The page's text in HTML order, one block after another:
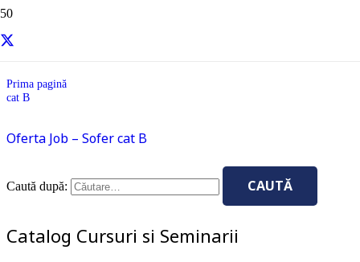
cat B
Prima pagină
cat B
Oferta Job – Sofer cat B
Caută după:
Catalog Cursuri si Seminarii